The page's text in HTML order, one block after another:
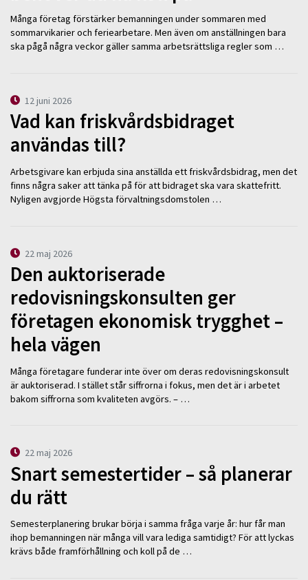
Många företag förstärker bemanningen under sommaren med
sommarvikarier och feriearbetare. Men även om anställningen bara
ska pågå några veckor gäller samma arbetsrättsliga regler som …
12 juni 2026
Vad kan friskvårdsbidraget
användas till?
Arbetsgivare kan erbjuda sina anställda ett friskvårdsbidrag, men det
finns några saker att tänka på för att bidraget ska vara skattefritt.
Nyligen avgjorde Högsta förvaltningsdomstolen …
22 maj 2026
Den auktoriserade
redovisningskonsulten ger
företagen ekonomisk trygghet –
hela vägen
Många företagare funderar inte över om deras redovisningskonsult
är auktoriserad. I stället står siffrorna i fokus, men det är i arbetet
bakom siffrorna som kvaliteten avgörs. – …
22 maj 2026
Snart semestertider – så planerar
du rätt
Semesterplanering brukar börja i samma fråga varje år: hur får man
ihop bemanningen när många vill vara lediga samtidigt? För att lyckas
krävs både framförhållning och koll på de …